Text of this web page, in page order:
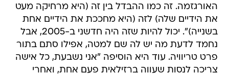
האורגזמה. זה כמו ההבדל בין זה (היא מרחיקה מעט
את הידיים שלה) לזה (היא מחככת את הידיים אחת
בשנייה)". יכול להיות שזה היה חדשני ב-2005, אבל
נחמד לדעת מה יש לה שם למטה, אפילו סתם בתור
פרט טריוויה. עוד היא הוסיפה "אני נשבעת, כל אישה
צריכה לנסות שעווה ברזילאית פעם אחת, ואחרי